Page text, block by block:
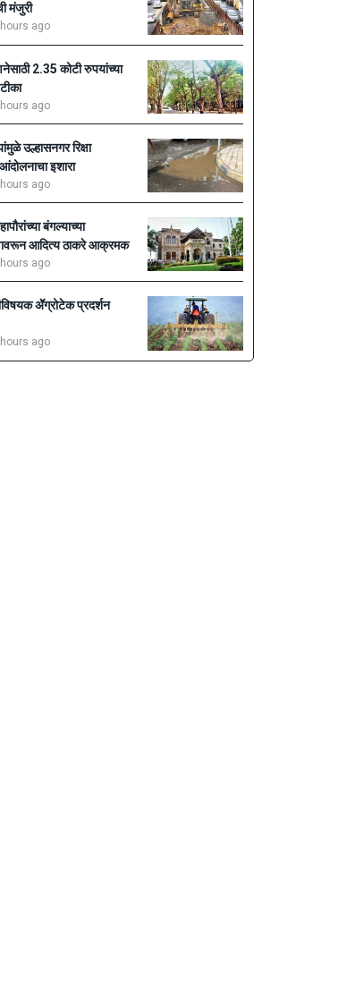
मंजुरी
ago
2.35 कोटी रुपयांच्या
ago
उल्हासनगर रिक्षा
इशारा
ago
बंगल्याच्या
आदित्य ठाकरे आक्रमक
ago
ॲॅग्रोटेक प्रदर्शन
ago